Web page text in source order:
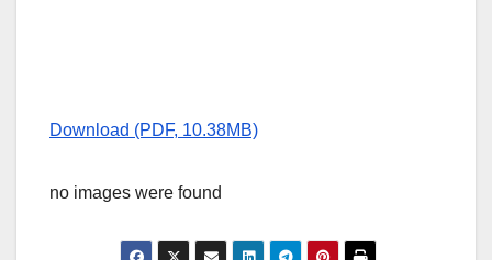
Download (PDF, 10.38MB)
no images were found